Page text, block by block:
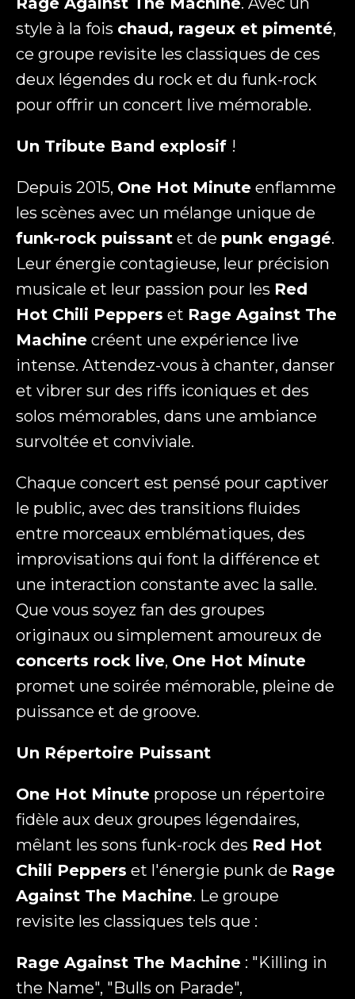
style à la fois chaud, rageux et pimenté,
ce groupe revisite les classiques de ces
deux légendes du rock et du funk-rock
pour offrir un concert live mémorable.
Un Tribute Band explosif !
Depuis 2015, One Hot Minute enflamme
les scènes avec un mélange unique de
funk-rock puissant et de punk engagé.
Leur énergie contagieuse, leur précision
musicale et leur passion pour les Red
Hot Chili Peppers et Rage Against The
Machine créent une expérience live
intense. Attendez-vous à chanter, danser
et vibrer sur des riffs iconiques et des
solos mémorables, dans une ambiance
survoltée et conviviale.
Chaque concert est pensé pour captiver
le public, avec des transitions fluides
entre morceaux emblématiques, des
improvisations qui font la différence et
une interaction constante avec la salle.
Que vous soyez fan des groupes
originaux ou simplement amoureux de
concerts rock live, One Hot Minute
promet une soirée mémorable, pleine de
puissance et de groove.
Un Répertoire Puissant
One Hot Minute propose un répertoire
fidèle aux deux groupes légendaires,
mêlant les sons funk-rock des Red Hot
Chili Peppers et l'énergie punk de Rage
Against The Machine. Le groupe
revisite les classiques tels que :
Rage Against The Machine : "Killing in
the Name", "Bulls on Parade",